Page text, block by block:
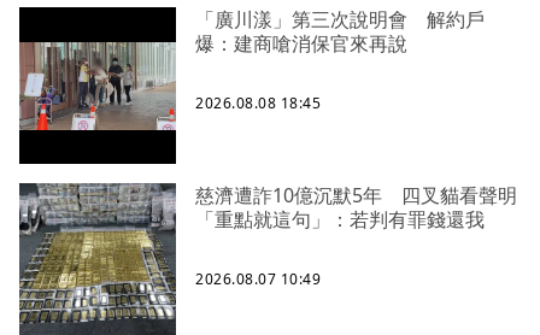
「廣川漾」第三次說明會 解約戶
爆：建商嗆消保官來再說
2026.08.08 18:45
慈濟遭詐10億沉默5年 四叉貓看聲明
「重點就這句」：若判有罪錢還我
2026.08.07 10:49